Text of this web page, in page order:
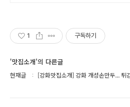
1 구독하기
'맛집소개'의 다른글
현재글 [강화맛집소개] 강화 개성손만두... 튀